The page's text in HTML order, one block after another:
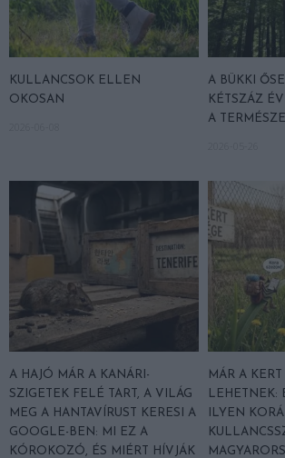
KULLANCSOK ELLEN
OKOSAN
A BÜKKI
KÉTSZÁZ
A
A HAJÓ MÁR A KANÁRI-
SZIGETEK FELÉ TART, A VILÁG
MEG A HANTAVÍRUST KERESI A
GOOGLE-BEN: MI EZ A
KÓROKOZÓ, ÉS MIÉRT HÍVJÁK
MÁR A
LEHETNEK:
ILYEN